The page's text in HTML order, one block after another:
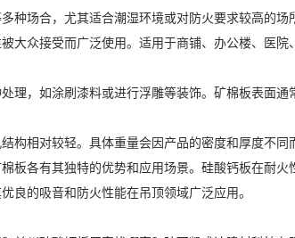
种场合，尤其适合潮湿环境或对防火要求较高的场
大众接受而广泛使用。适用于商铺、办公楼、医院
理，如涂刷漆料或进行浮雕等装饰。矿棉板表面通
构相对较轻。具体重量会因产品的密度和厚度不同
棉板各有其独特的优势和应用场景。硅酸钙板在耐火
良的吸音和防火性能在吊顶领域广泛应用。